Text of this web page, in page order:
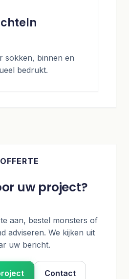
sokken, binnen en
bedrukt.
OFFERTE
uw project?
aan, bestel monsters of
adviseren. We kijken uit
uw bericht.
Contact